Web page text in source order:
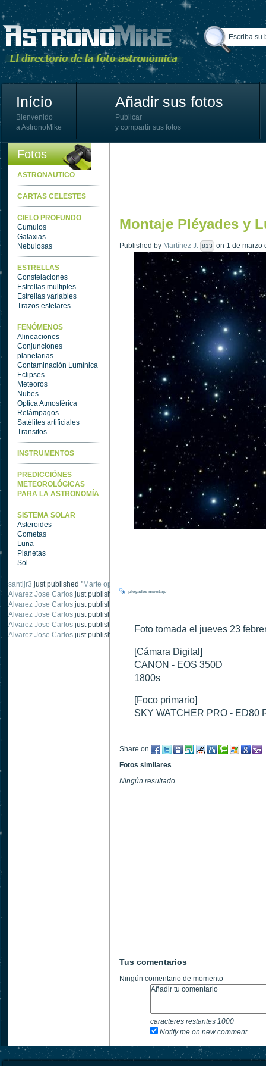
Início
Bienvenido
a AstronoMike
Añadir sus fotos
Publicar
y compartir sus fotos
Fotos
ASTRONAUTICO
CARTAS CELESTES
CIELO PROFUNDO
Cumulos
Galaxias
Nebulosas
ESTRELLAS
Constelaciones
Estrellas multiples
Estrellas variables
Trazos estelares
FENÓMENOS
Alineaciones
Conjunciones
planetarias
Contaminación Lumínica
Eclipses
Meteoros
Nubes
Optica Atmosférica
Relámpagos
Satélites artificiales
Transitos
INSTRUMENTOS
PREDICCIÓNES
METEOROLÓGICAS
PARA LA ASTRONOMÍA
SISTEMA SOLAR
Asteroides
Cometas
Luna
Planetas
Sol
santijr3 just published "Marte oposición 2020
Alvarez Jose Carlos just published "Saturno 20 noviembre 2003
Alvarez Jose Carlos just published "
Alvarez Jose Carlos just published "
Alvarez Jose Carlos just published " Oposición Marte 28 Octubre 2020".
Alvarez Jose Carlos just published " Marte oposición octubre 2020 vs NASA ".
Montaje Pléyades y
Published by Martínez J. 813 on 1 de marzo
pleyades montaje
Foto tomada el jueves 23
[Cámara Digital]
CANON - EOS 350D
1800s
[Foco primario]
SKY WATCHER PRO - ED80
Share on
Fotos similares
Ningún resultado
Tus comentarios
Ningún comentario de momento
caracteres restantes 1000
Notify me on new comment